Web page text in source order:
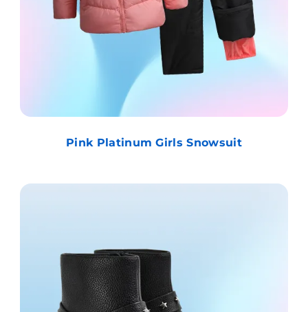
Pink Platinum Girls Snowsuit